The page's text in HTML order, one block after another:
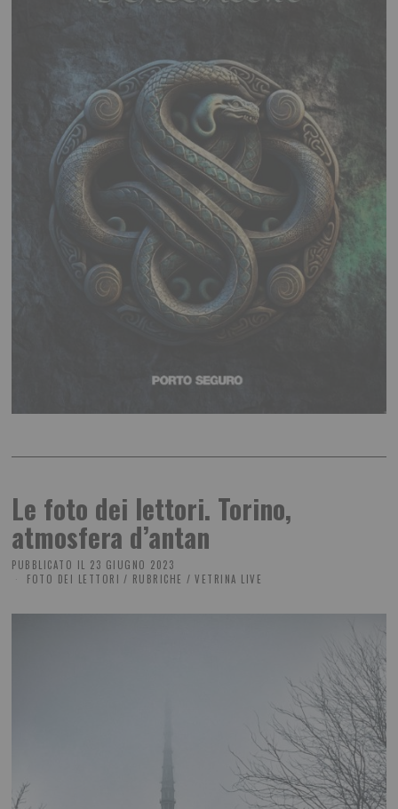
Le foto dei lettori. Torino,
atmosfera d’antan
PUBBLICATO IL 23 GIUGNO 2023
FOTO DEI LETTORI / RUBRICHE / VETRINA LIVE